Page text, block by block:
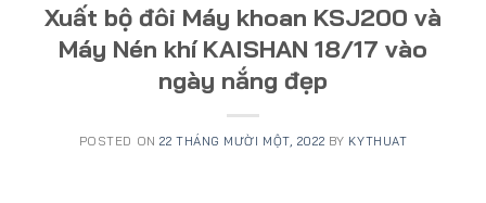
Xuất bộ đôi Máy khoan KSJ200 và
Máy Nén khí KAISHAN 18/17 vào
ngày nắng đẹp
POSTED ON22 THÁNG MƯỜI MỘT, 2022 BY KYTHUAT